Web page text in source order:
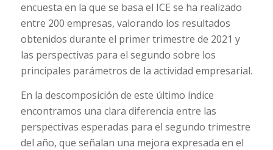
encuesta en la que se basa el ICE se ha realizado
entre 200 empresas, valorando los resultados
obtenidos durante el primer trimestre de 2021 y
las perspectivas para el segundo sobre los
principales parámetros de la actividad empresarial.
En la descomposición de este último índice
encontramos una clara diferencia entre las
perspectivas esperadas para el segundo trimestre
del año, que señalan una mejora expresada en el